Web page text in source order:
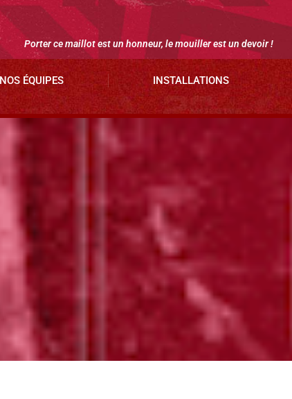
Porter ce maillot est un honneur, le mouiller est un devoir !
NOS ÉQUIPES INSTALLATIONS